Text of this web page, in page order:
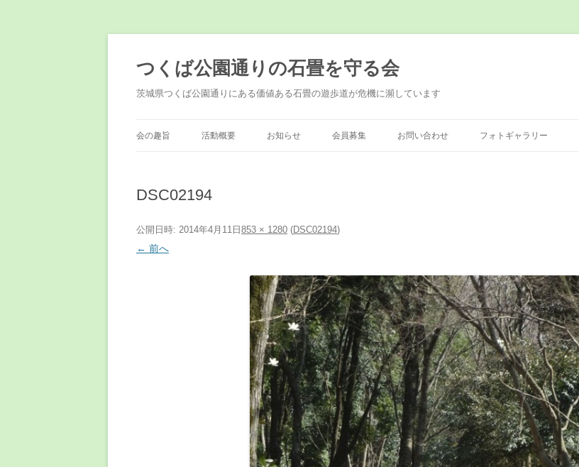
ン
ツ
へ
ス
つくば公園通りの石畳を守る会
茨城県つくば公園通りにある価値ある石畳の遊歩道が危機に瀕しています
会の趣旨 活動概要 お知らせ 会員募集 お問い合わせ フォトギャラリー
DSC02194
公開日時: 2014年4月11日 853 × 1280 (DSC02194)
← 前へ